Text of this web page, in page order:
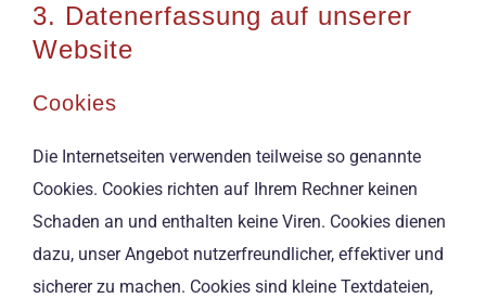
3. Datenerfassung auf unserer
Website
Cookies
Die Internetseiten verwenden teilweise so genannte
Cookies. Cookies richten auf Ihrem Rechner keinen
Schaden an und enthalten keine Viren. Cookies dienen
dazu, unser Angebot nutzerfreundlicher, effektiver und
sicherer zu machen. Cookies sind kleine Textdateien,